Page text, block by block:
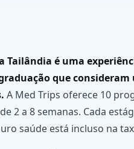
Tailândia é uma
que
A Med Trips oferece 10
2 a 8 semanas. Cada
saúde está incluso na